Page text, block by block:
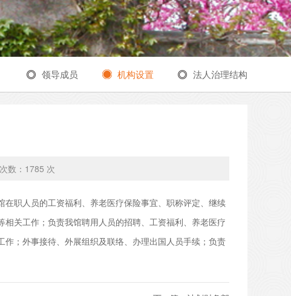
领导成员 机构设置 法人治理结构
数： 1785 次
职人员的工资福利、养老医疗保险事宜、职称评定、继续
关工作；负责我馆聘用人员的招聘、工资福利、养老医疗
；外事接待、外展组织及联络、办理出国人员手续；负责